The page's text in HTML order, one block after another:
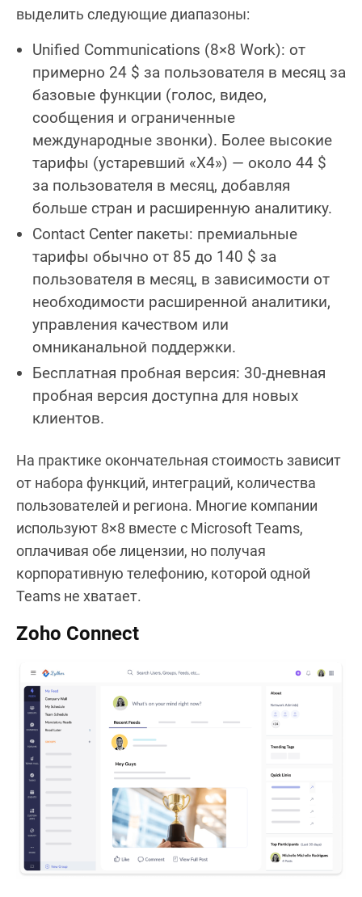
выделить следующие диапазоны:
Unified Communications (8×8 Work): от
примерно 24 $ за пользователя в месяц за
базовые функции (голос, видео,
сообщения и ограниченные
международные звонки). Более высокие
тарифы (устаревший «X4») — около 44 $
за пользователя в месяц, добавляя
больше стран и расширенную аналитику.
Contact Center пакеты: премиальные
тарифы обычно от 85 до 140 $ за
пользователя в месяц, в зависимости от
необходимости расширенной аналитики,
управления качеством или
омниканальной поддержки.
Бесплатная пробная версия: 30-дневная
пробная версия доступна для новых
клиентов.
На практике окончательная стоимость зависит
от набора функций, интеграций, количества
пользователей и региона. Многие компании
используют 8×8 вместе с Microsoft Teams,
оплачивая обе лицензии, но получая
корпоративную телефонию, которой одной
Teams не хватает.
Zoho Connect